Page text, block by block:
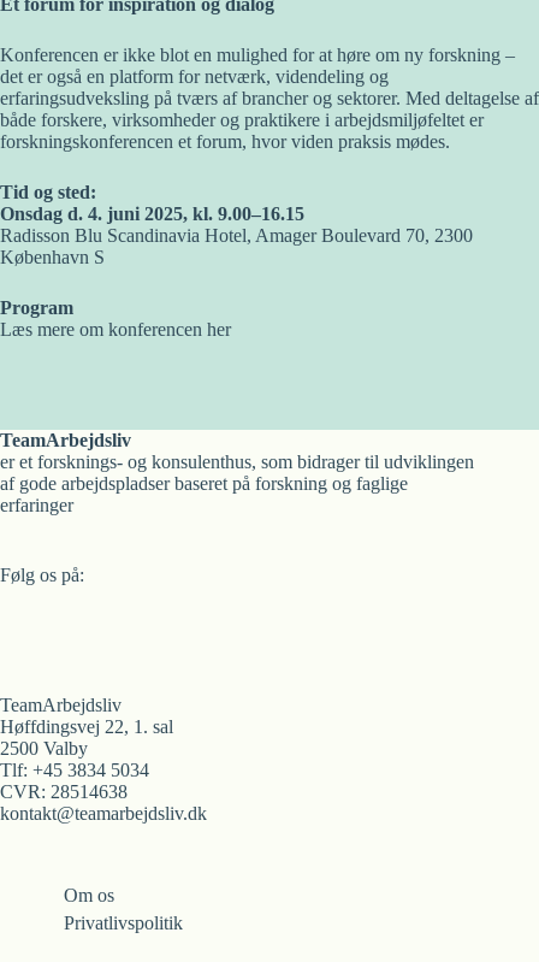
Konferencen er ikke blot en mulighed for at høre om ny forskning –
det er også en platform for netværk, videndeling og
erfaringsudveksling på tværs af brancher og sektorer. Med deltagelse af
både forskere, virksomheder og praktikere i arbejdsmiljøfeltet er
forskningskonferencen et forum, hvor viden praksis mødes.
Tid og sted:
Onsdag d. 4. juni 2025, kl. 9.00–16.15
Radisson Blu Scandinavia Hotel, Amager Boulevard 70, 2300
København S
Program
Læs mere om konferencen her
TeamArbejdsliv
er et forsknings- og konsulenthus, som bidrager til udviklingen
af gode arbejdspladser baseret på forskning og faglige
erfaringer
Følg os på:
TeamArbejdsliv
Høffdingsvej 22, 1. sal
2500 Valby
Tlf: +45 3834 5034
CVR: 28514638
kontakt@teamarbejdsliv.dk
Om os
Privatlivspolitik